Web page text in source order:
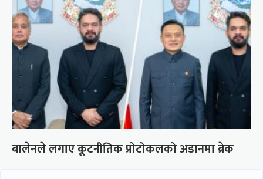
बालेनले लगाए कूटनीतिक प्रोटोकलको अडानमा ब्रेक